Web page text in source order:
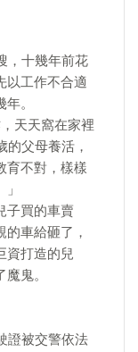
，十幾年前花
以工作不合適
。
天天窩在家裡
父母養活，
育不對，樣樣
子買的車賣
車給砸了，
資打造的兒
鬼。
證被交警依法